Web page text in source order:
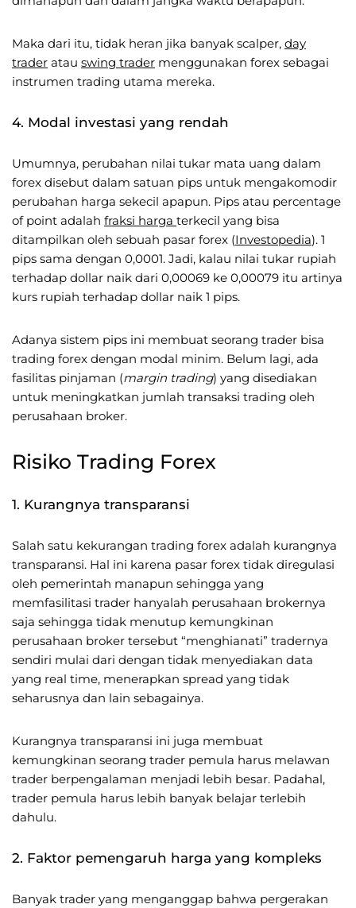
Maka dari itu, tidak heran jika banyak scalper, day
trader atau swing trader menggunakan forex sebagai
instrumen trading utama mereka.
4. Modal investasi yang rendah
Umumnya, perubahan nilai tukar mata uang dalam
forex disebut dalam satuan pips untuk mengakomodir
perubahan harga sekecil apapun. Pips atau percentage
of point adalah fraksi harga terkecil yang bisa
ditampilkan oleh sebuah pasar forex (Investopedia). 1
pips sama dengan 0,0001. Jadi, kalau nilai tukar rupiah
terhadap dollar naik dari 0,00069 ke 0,00079 itu artinya
kurs rupiah terhadap dollar naik 1 pips.
Adanya sistem pips ini membuat seorang trader bisa
trading forex dengan modal minim. Belum lagi, ada
fasilitas pinjaman (margin trading) yang disediakan
untuk meningkatkan jumlah transaksi trading oleh
perusahaan broker.
Risiko Trading Forex
1. Kurangnya transparansi
Salah satu kekurangan trading forex adalah kurangnya
transparansi. Hal ini karena pasar forex tidak diregulasi
oleh pemerintah manapun sehingga yang
memfasilitasi trader hanyalah perusahaan brokernya
saja sehingga tidak menutup kemungkinan
perusahaan broker tersebut “menghianati” tradernya
sendiri mulai dari dengan tidak menyediakan data
yang real time, menerapkan spread yang tidak
seharusnya dan lain sebagainya.
Kurangnya transparansi ini juga membuat
kemungkinan seorang trader pemula harus melawan
trader berpengalaman menjadi lebih besar. Padahal,
trader pemula harus lebih banyak belajar terlebih
dahulu.
2. Faktor pemengaruh harga yang kompleks
Banyak trader yang menganggap bahwa pergerakan